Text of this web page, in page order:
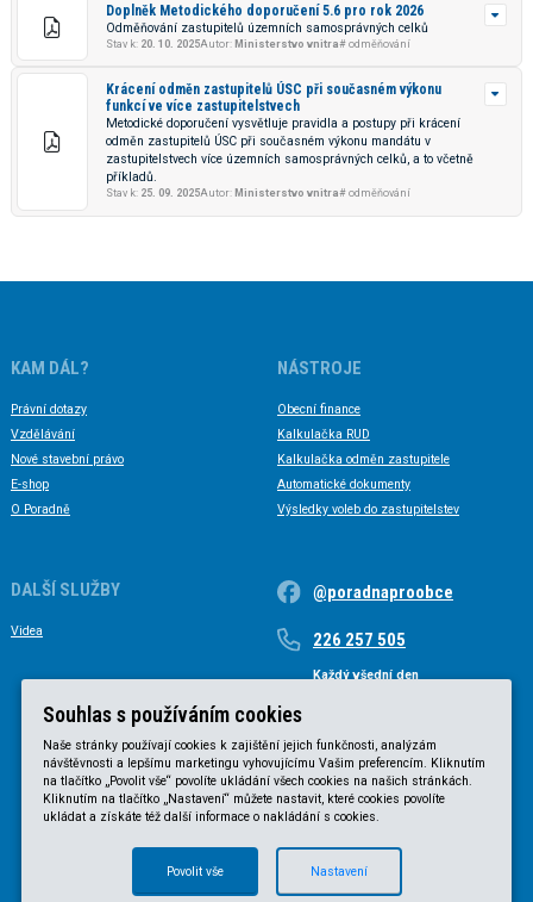
Doplněk Metodického doporučení 5.6 pro rok 2026
Odměňování zastupitelů územních samosprávných celků
Stav k: 20. 10. 2025Autor: Ministerstvo vnitra# odměňování
Krácení odměn zastupitelů ÚSC při současném výkonu
funkcí ve více zastupitelstvech
Metodické doporučení vysvětluje pravidla a postupy při krácení
odměn zastupitelů ÚSC při současném výkonu mandátu v
zastupitelstvech více územních samosprávných celků, a to včetně
příkladů.
Stav k: 25. 09. 2025Autor: Ministerstvo vnitra# odměňování
KAM DÁL?
Právní dotazy
Vzdělávání
Nové stavební právo
E-shop
O Poradně
NÁSTROJE
Obecní finance
Kalkulačka RUD
Kalkulačka odměn zastupitele
Automatické dokumenty
Výsledky voleb do zastupitelstev
DALŠÍ SLUŽBY
Videa
@poradnaproobce
226 257 505
Každý všední den
Souhlas s používáním cookies
Naše stránky používají cookies k zajištění jejich funkčnosti, analýzám
návštěvnosti a lepšímu marketingu vyhovujícímu Vašim preferencím. Kliknutím
na tlačítko „Povolit vše“ povolíte ukládání všech cookies na našich stránkách.
Kliknutím na tlačítko „Nastavení“ můžete nastavit, které cookies povolíte
ukládat a získáte též další informace o nakládání s cookies.
Povolit vše Nastavení